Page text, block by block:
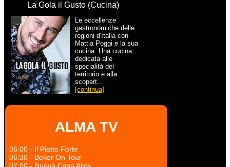
La Gola il Gusto (Cucina)
Le eccellenze
gastronomiche delle
regioni d'Italia con
Mattia Poggi e la sua
cucina. Una cucina
dedicata alle
specialità del
territorio e alla
scopert...
[continua]
ALMA TV
06:00 - Il Piatto Forte
06:30 - Beker On Tour
07:00 - Nuova Casa Alice